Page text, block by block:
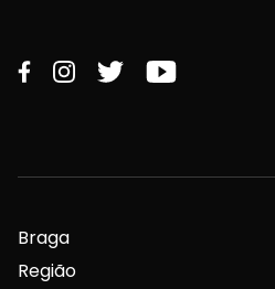
Braga
Região